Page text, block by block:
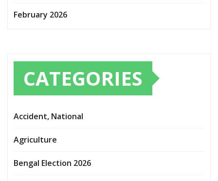
February 2026
CATEGORIES
Accident, National
Agriculture
Bengal Election 2026